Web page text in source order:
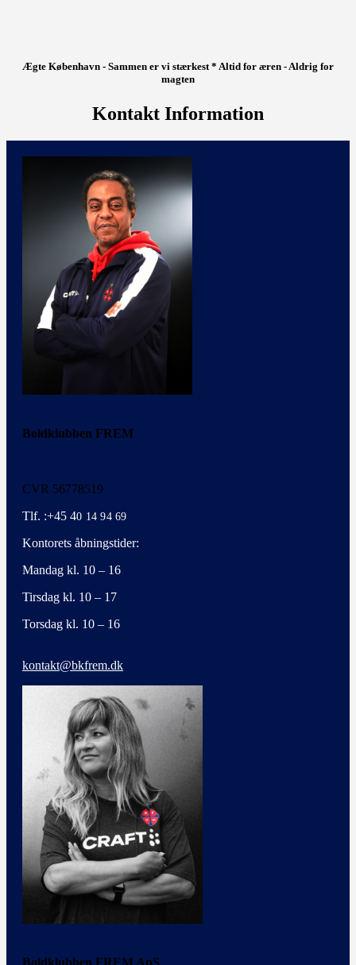
Ægte København - Sammen er vi stærkest * Altid for æren - Aldrig for
magten
Kontakt Information
Boldklubben FREM
CVR 56778519
Tlf. :+45 40 14 94 69
Kontorets åbningstider:
Mandag kl. 10 – 16
Tirsdag kl. 10 – 17
Torsdag kl. 10 – 16
kontakt@bkfrem.dk
Boldklubben FREM ApS